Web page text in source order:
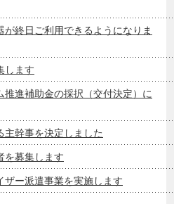
終日ご利用できるようになりま
します
進補助金の採択（交付決定）に
幹事を決定しました
を募集します
ー派遣事業を実施します